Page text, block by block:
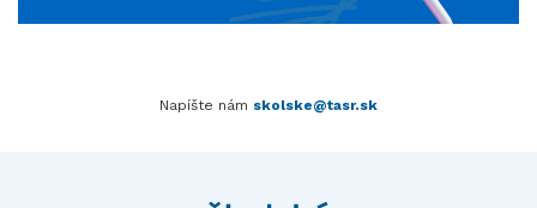
Napíšte nám skolske@tasr.sk